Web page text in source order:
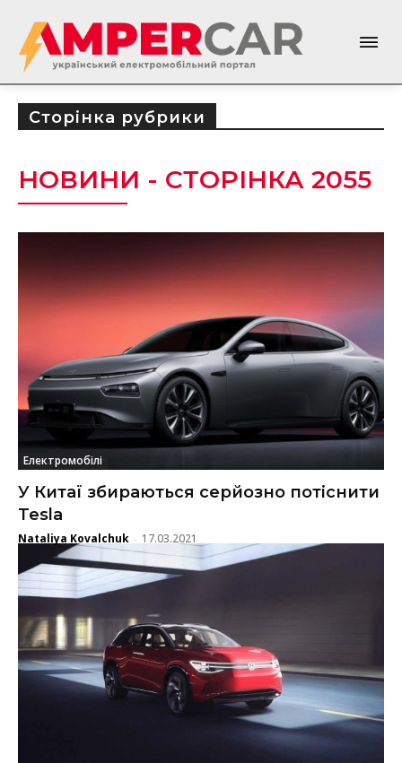
Сторінка рубрики
НОВИНИ - СТОРІНКА 2055
Електромобілі
У Китаї збираються серйозно потіснити
Tesla
Nataliya Kovalchuk - 17.03.2021